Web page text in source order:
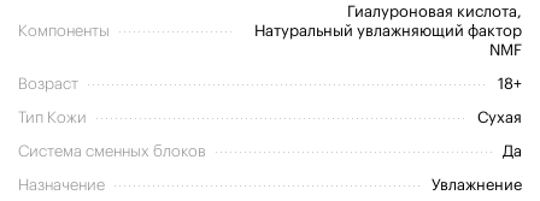
Компоненты
Гиалуроновая кислота,
Натуральный увлажняющий фактор
NMF
Возраст
18+
Тип Кожи
Сухая
Система сменных блоков
Да
Назначение
Увлажнение